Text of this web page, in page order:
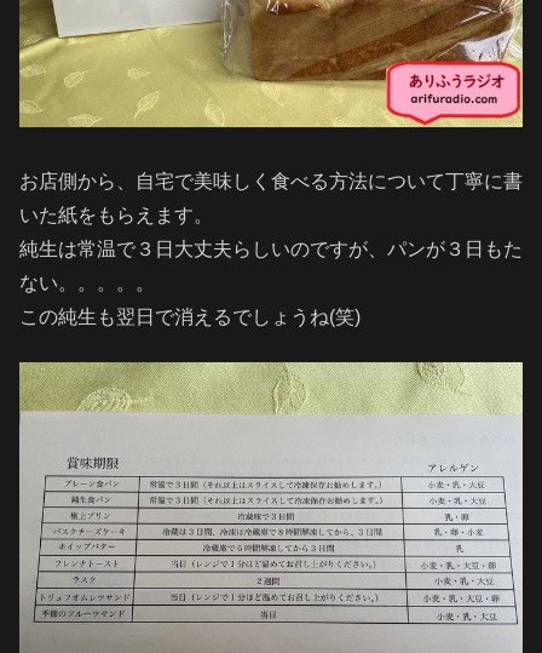
お店側から、自宅で美味しく食べる方法について丁寧に書
いた紙をもらえます。
純生は常温で３日大丈夫らしいのですが、パンが３日もた
ない。。。。。
この純生も翌日で消えるでしょうね(笑)